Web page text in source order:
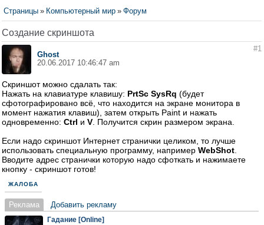
Страницы » Компьютерный мир » Форум
Создание скриншота
Ghost
20.06.2017 10:46:47 am
#1
Скриншот можно сдалать так:
Нажать на клавиатуре клавишу: PrtSc SysRq (будет
сфотографировано всё, что находится на экране монитора в
момент нажатия клавиш), затем открыть Paint и нажать
одновременно: Ctrl и V . Получится скрин размером экрана.
Если надо скриншот Интернет странички целиком, то лучше
использовать специальную программу, например WebShot
Вводите адрес странички которую надо сфоткать и нажимаете
кнопку - скриншот готов!
ЖАЛОБА
Реклама Добавить рекламу
Гадание [Online]